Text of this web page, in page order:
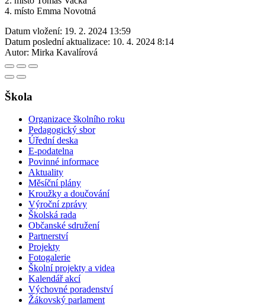
4. místo Emma Novotná
Datum vložení: 19. 2. 2024 13:59
Datum poslední aktualizace: 10. 4. 2024 8:14
Autor: Mirka Kavalírová
Škola
Organizace školního roku
Pedagogický sbor
Úřední deska
E-podatelna
Povinné informace
Aktuality
Měsíční plány
Kroužky a doučování
Výroční zprávy
Školská rada
Občanské sdružení
Partnerství
Projekty
Fotogalerie
Školní projekty a videa
Kalendář akcí
Výchovné poradenství
Žákovský parlament